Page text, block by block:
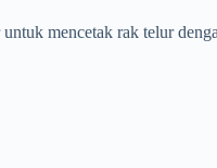
mencetak rak telur